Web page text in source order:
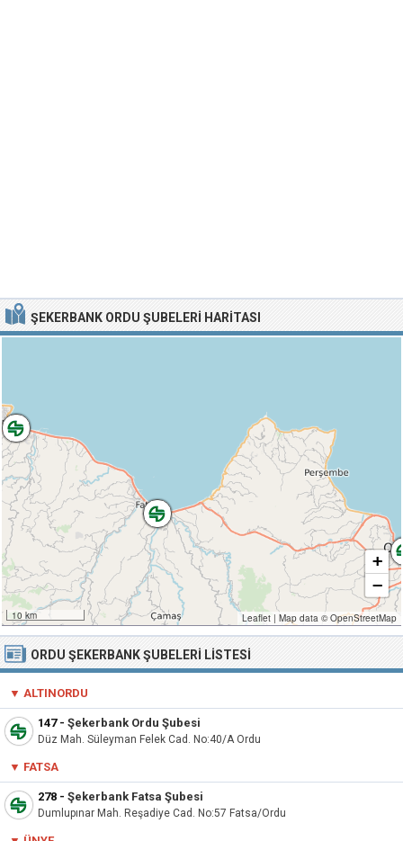
ŞEKERBANK ORDU ŞUBELERI HARITASI
10 km
+
−
Leaflet | Map data © OpenStreetMap
ORDU ŞEKERBANK ŞUBELERI LISTESI
▼ ALTINORDU
147- Şekerbank Ordu Şubesi
Düz Mah. Süleyman Felek Cad. No:40/A Ordu
▼ FATSA
278 - Şekerbank Fatsa Şubesi
Dumlupınar Mah. Reşadiye Cad. No:57 Fatsa/Ordu